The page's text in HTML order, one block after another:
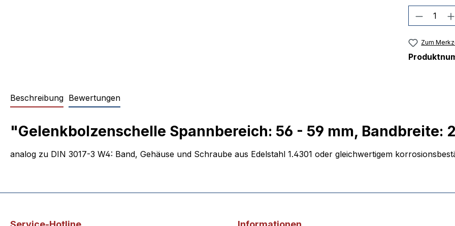
Zum
Beschreibung Bewertungen
"Gelenkbolzenschelle Spannbereich: 56 - 59 mm, Bandbreite:
analog zu DIN 3017-3 W4: Band, Gehäuse und Schraube aus Edelstahl 1.4301 oder gleichwertigem